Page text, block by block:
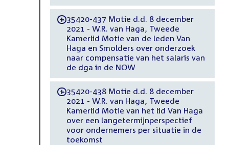
-35420-437 Motie d.d. 8 december
2021 - W.R. van Haga, Tweede
Kamerlid Motie van de leden Van
Haga en Smolders over onderzoek
naar compensatie van het salaris van
de dga in de NOW
-35420-438 Motie d.d. 8 december
2021 - W.R. van Haga, Tweede
Kamerlid Motie van het lid Van Haga
over een langetermijnperspectief
voor ondernemers per situatie in de
toekomst